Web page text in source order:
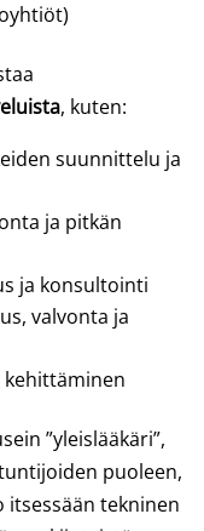
, kuten:
suunnittelu ja
ja pitkän
ja konsultointi
valvonta ja
kehittäminen
”yleislääkäri”,
puoleen,
itsessään tekninen